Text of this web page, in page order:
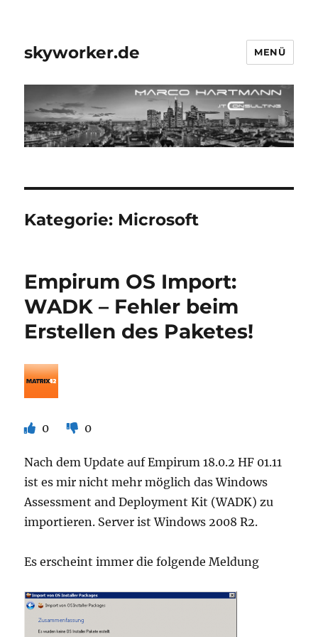
skyworker.de MENÜ
Kategorie: Microsoft
Empirum OS Import:
WADK – Fehler beim
Erstellen des Paketes!
0 0
Nach dem Update auf Empirum 18.0.2 HF 01.11
ist es mir nicht mehr möglich das Windows
Assessment and Deployment Kit (WADK) zu
importieren. Server ist Windows 2008 R2.
Es erscheint immer die folgende Meldung